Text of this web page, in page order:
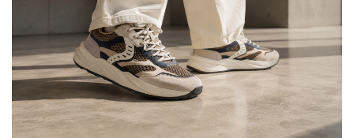
e
m
a
l